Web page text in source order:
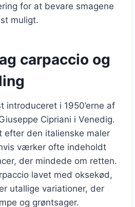
for at bevare smagene
muligt.
carpaccio og
introduceret i 1950’erne af
Cipriani i Venedig.
efter den italienske maler
værker ofte indeholdt
der mindede om retten.
lavet med oksekød,
utallige variationer, der
og grøntsager.